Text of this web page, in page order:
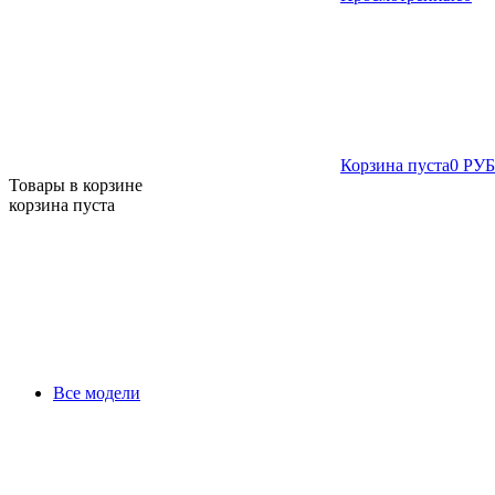
Корзина пуста0 РУБ
Товары в корзине
корзина пуста
Все модели